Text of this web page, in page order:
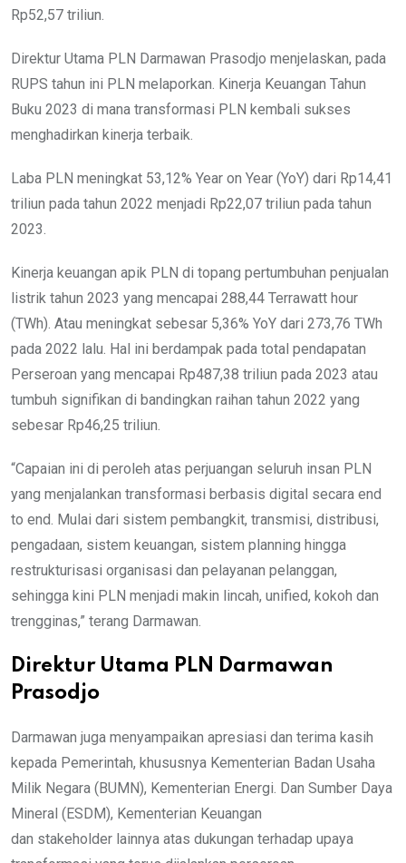
Rp52,57 triliun.
Direktur Utama PLN Darmawan Prasodjo menjelaskan, pada
RUPS tahun ini PLN melaporkan. Kinerja Keuangan Tahun
Buku 2023 di mana transformasi PLN kembali sukses
menghadirkan kinerja terbaik.
Laba PLN meningkat 53,12% Year on Year (YoY) dari Rp14,41
triliun pada tahun 2022 menjadi Rp22,07 triliun pada tahun
2023.
Kinerja keuangan apik PLN di topang pertumbuhan penjualan
listrik tahun 2023 yang mencapai 288,44 Terrawatt hour
(TWh). Atau meningkat sebesar 5,36% YoY dari 273,76 TWh
pada 2022 lalu. Hal ini berdampak pada total pendapatan
Perseroan yang mencapai Rp487,38 triliun pada 2023 atau
tumbuh signifikan di bandingkan raihan tahun 2022 yang
sebesar Rp46,25 triliun.
“Capaian ini di peroleh atas perjuangan seluruh insan PLN
yang menjalankan transformasi berbasis digital secara end
to end. Mulai dari sistem pembangkit, transmisi, distribusi,
pengadaan, sistem keuangan, sistem planning hingga
restrukturisasi organisasi dan pelayanan pelanggan,
sehingga kini PLN menjadi makin lincah, unified, kokoh dan
trengginas,” terang Darmawan.
Direktur Utama PLN Darmawan
Prasodjo
Darmawan juga menyampaikan apresiasi dan terima kasih
kepada Pemerintah, khususnya Kementerian Badan Usaha
Milik Negara (BUMN), Kementerian Energi. Dan Sumber Daya
Mineral (ESDM), Kementerian Keuangan
dan stakeholder lainnya atas dukungan terhadap upaya